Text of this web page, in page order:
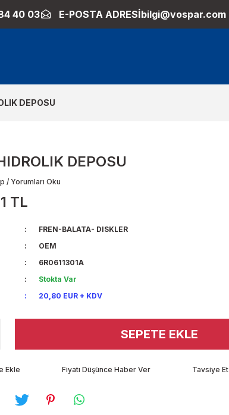
40 03 E-POSTA ADRESİbilgi@vospar.com
DEPOSU
DEPOSU
/ Yorumları Oku
TL
FREN-BALATA- DISKLER
OEM
6R0611301A
Stokta Var
20,80 EUR + KDV
SEPETE EKLE
Fiyatı Düşünce Haber Ver Tavsiye Et